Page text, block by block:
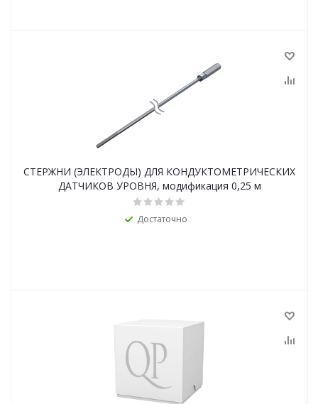
СТЕРЖНИ (ЭЛЕКТРОДЫ) ДЛЯ КОНДУКТОМЕТРИЧЕСКИХ
ДАТЧИКОВ УРОВНЯ, модификация 0,25 м
Достаточно